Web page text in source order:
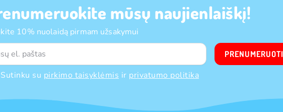
mūsų naujienlaiškį!
10% nuolaidą pirmam užsakymui
Sutinku su pirkimo taisyklėmis ir privatumo politika
PRENUMERUOTI